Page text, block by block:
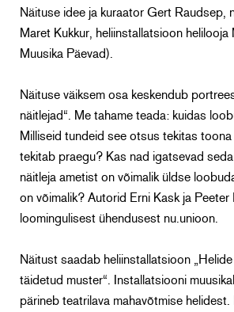
Näituse idee ja kuraator Gert Raudsep,
Maret Kukkur, heliinstallatsioon helilooja
Muusika Päevad).
Näituse väiksem osa keskendub
näitlejad“. Me tahame teada: kuidas
Milliseid tundeid see otsus tekitas toona
tekitab praegu? Kas nad igatsevad
näitleja ametist on võimalik üldse
on võimalik? Autorid Erni Kask ja Peeter
loomingulisest ühendusest nu.unioon.
Näitust saadab heliinstallatsioon
täidetud muster“. Installatsiooni
pärineb teatrilava mahavõtmise